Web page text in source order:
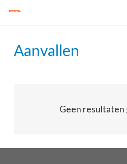
Aanvallen
Geen resultaten